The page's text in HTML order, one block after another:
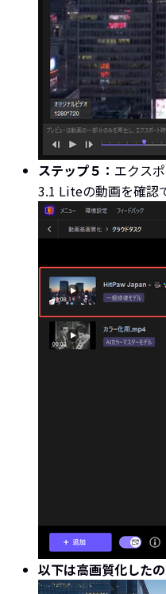
ステップ５： エクス
3.1 Liteの動画を確認
以下は高画質化した